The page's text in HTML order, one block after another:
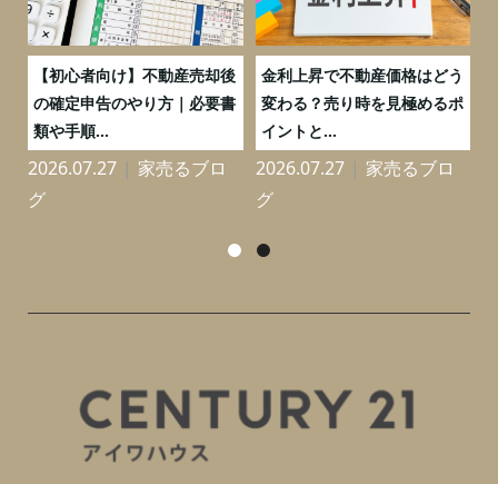
【初心者向け】不動産売却後
の確定申告のやり方｜必要書
類や手順...
2026.07.27
家売るブロ
グ
金利上昇で不動産価格はどう
変わる？売り時を見極めるポ
イントと...
2026.07.27
家売るブロ
グ